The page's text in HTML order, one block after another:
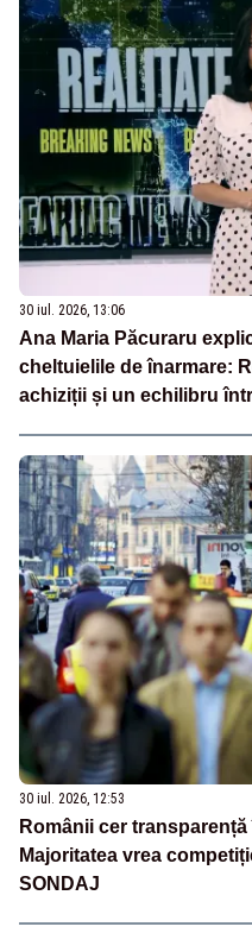
30 iul. 2026, 13:06
Ana Maria Păcuraru
cheltuielile de înarmare:
achiziții și un echilibru
30 iul. 2026, 12:53
Românii cer
Majoritatea vrea
SONDAJ